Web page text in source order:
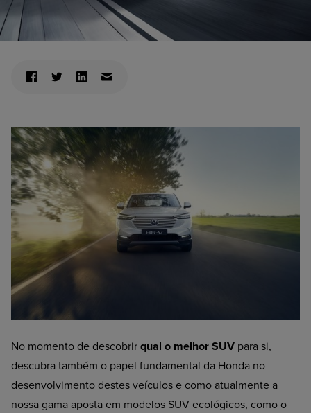
No momento de descobrir qual o melhor SUV para si,
descubra também o papel fundamental da Honda no
desenvolvimento destes veículos e como atualmente a
nossa gama aposta em modelos SUV ecológicos, como o